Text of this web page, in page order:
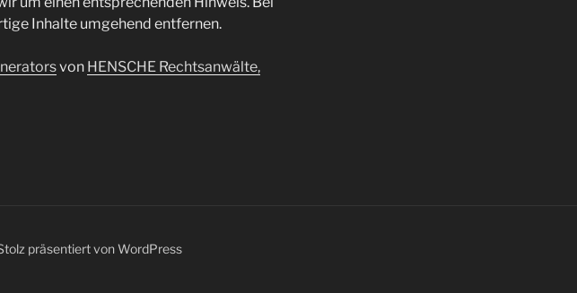
Inhalte umgehend entfernen.
von HENSCHE Rechtsanwälte,
präsentiert von WordPress